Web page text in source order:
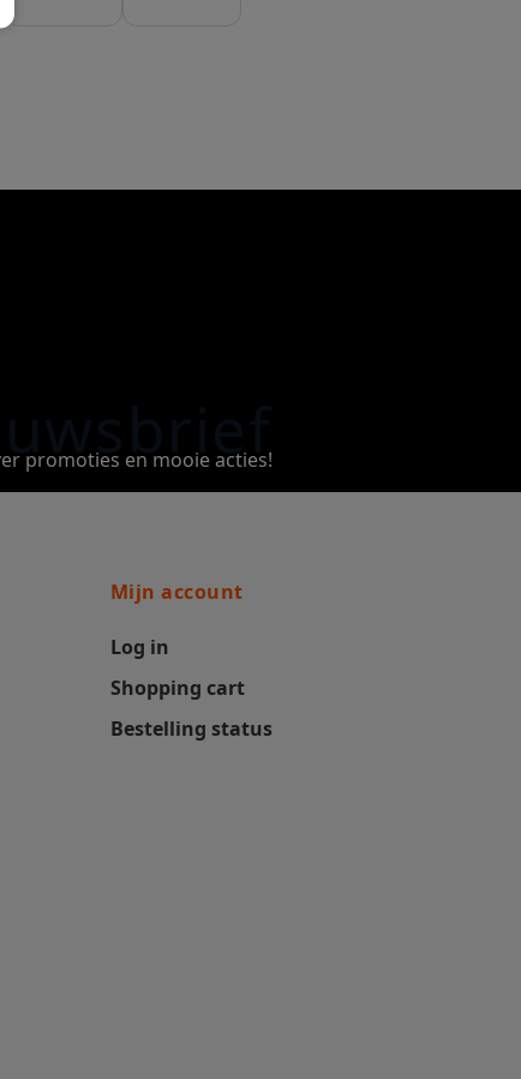
promoties en mooie acties!
Mijn account
Log in
Shopping cart
Bestelling status